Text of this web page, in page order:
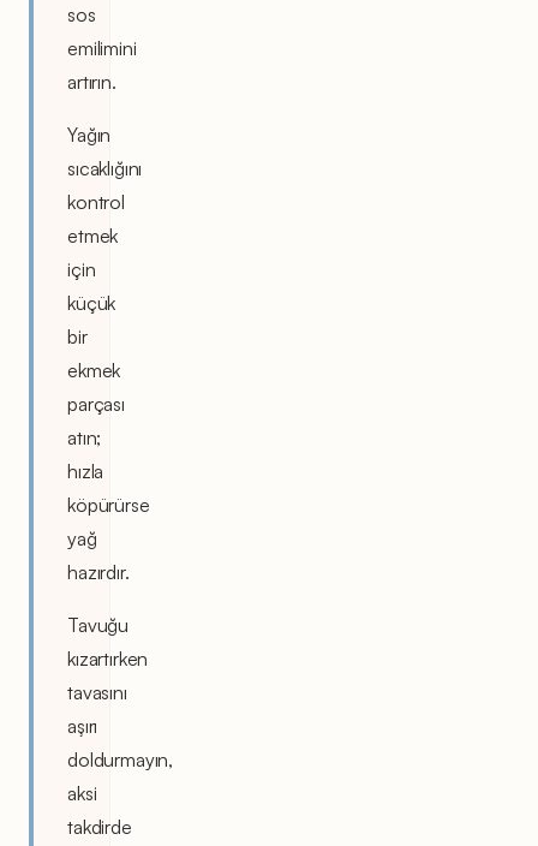
sos
emilimini
artırın.
Yağın
sıcaklığını
kontrol
etmek
için
küçük
bir
ekmek
parçası
atın;
hızla
köpürürse
yağ
hazırdır.
Tavuğu
kızartırken
tavasını
aşırı
doldurmayın,
aksi
takdirde